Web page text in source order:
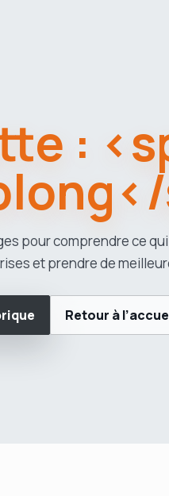
:
pour comprendre ce
et prendre de
Retour à